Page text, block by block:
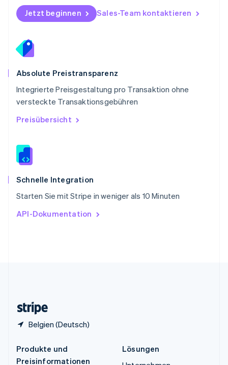
Jetzt beginnen Sales-Team kontaktieren
Absolute Preistransparenz
Integrierte Preisgestaltung pro Transaktion ohne
versteckte Transaktionsgebühren
Preisübersicht
Schnelle Integration
Starten Sie mit Stripe in weniger als 10 Minuten
API-Dokumentation
Belgien (Deutsch)
Schweden
Svenska English
Deutsch
Singapur
English
Slowakei
Slowenien
EnglishItaliano
Sonderverwaltungsregion Hongkong,
Spanien
Thailand
ไทยEnglish
English
English
Produkte und
Preisinformationen
Lösungen